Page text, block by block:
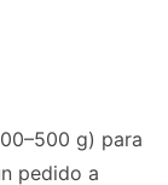
g) para
pedido a